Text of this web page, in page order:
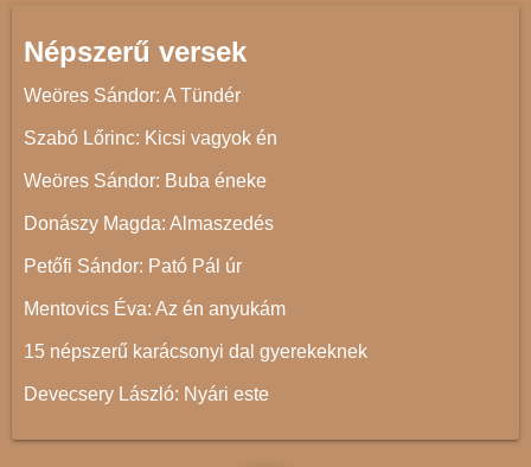
Népszerű versek
Weöres Sándor: A Tündér
Szabó Lőrinc: Kicsi vagyok én
Weöres Sándor: Buba éneke
Donászy Magda: Almaszedés
Petőfi Sándor: Pató Pál úr
Mentovics Éva: Az én anyukám
15 népszerű karácsonyi dal gyerekeknek
Devecsery László: Nyári este